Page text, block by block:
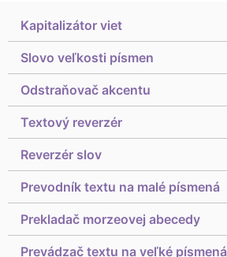
Kapitalizátor viet
Slovo veľkosti písmen
Odstraňovač akcentu
Textový reverzér
Reverzér slov
Prevodník textu na malé písmená
Prekladač morzeovej abecedy
Prevádzač textu na veľké písmená